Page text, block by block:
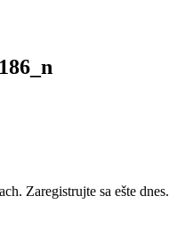
Zaregistrujte sa ešte dnes.